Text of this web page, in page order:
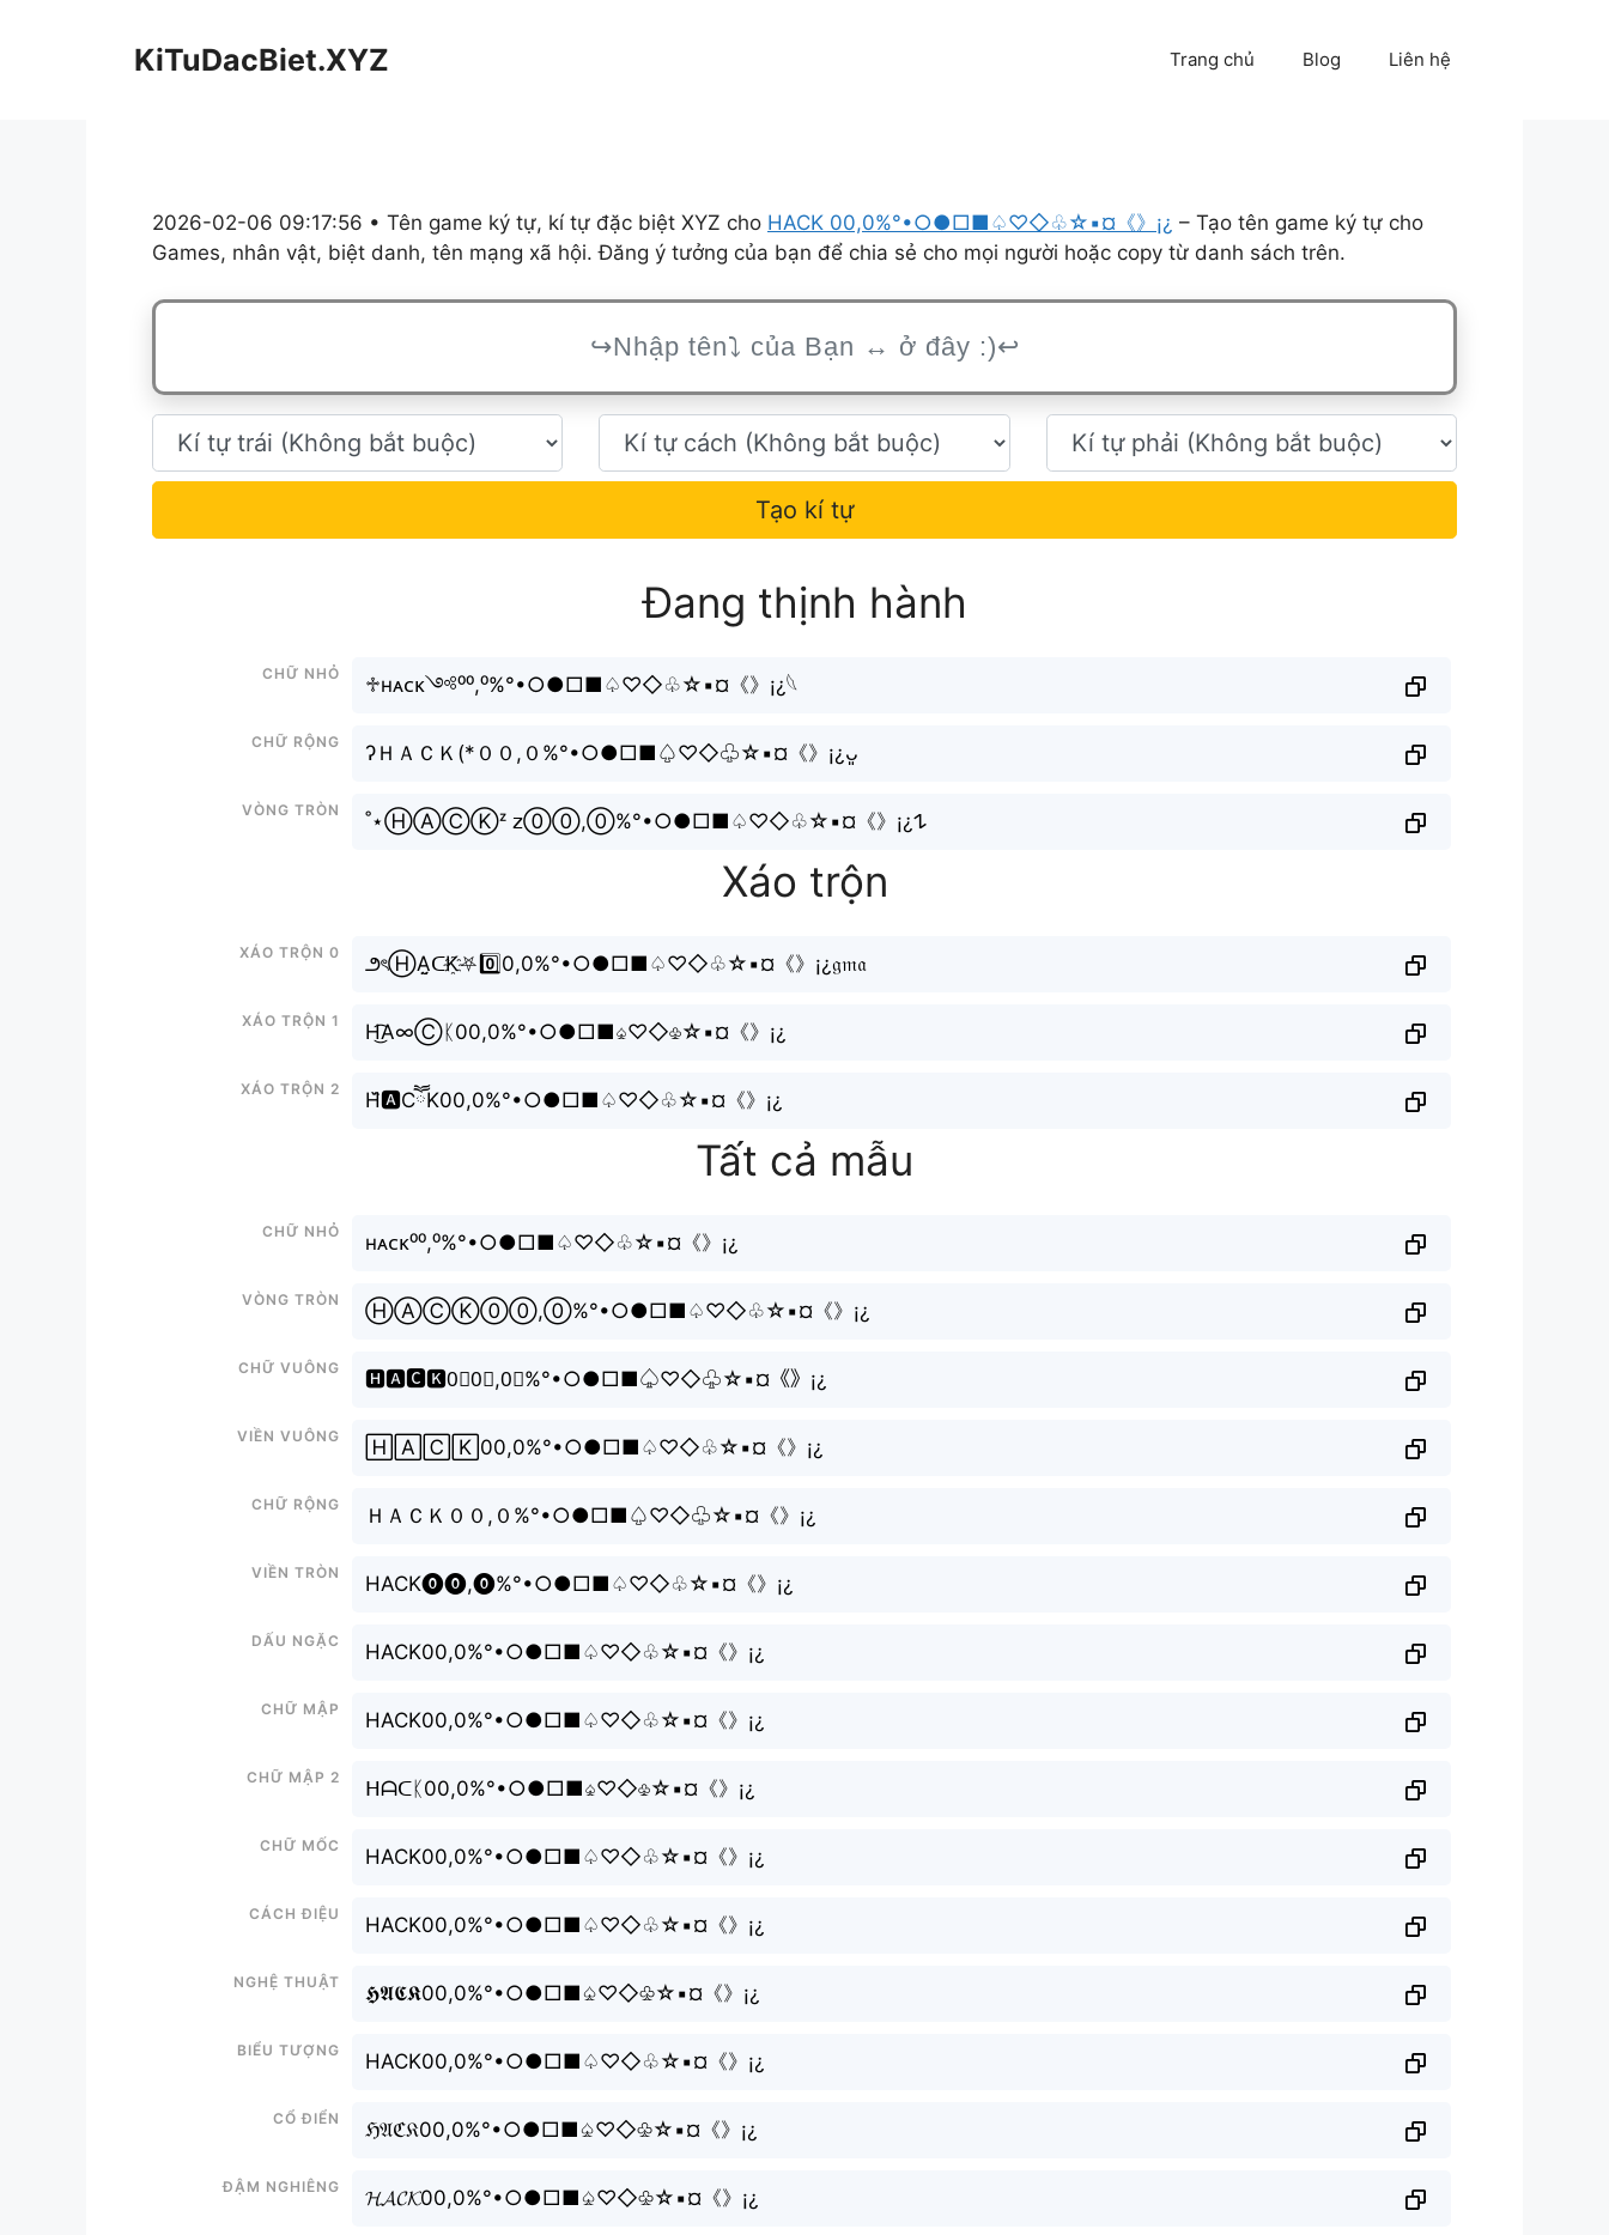
KiTuDacBiet.XYZ Trang chủ Blog Liên hệ
2026-02-06 09:17:56 • Tên game ký tự, kí tự đặc biệt XYZ cho HACK 00,0%°•○●□■♤♡◇♧☆▪¤《》¡¿ – Tạo tên game ký tự cho
Games, nhân vật, biệt danh, tên mạng xã hội. Đăng ý tưởng của bạn để chia sẻ cho mọi người hoặc copy từ danh sách trên.
Tạo kí tự
Đang thịnh hành
Chữ nhỏ
♱ʜᴀᴄᴋ༺⁰⁰,⁰%°•○●□■♤♡◇♧☆▪¤《》¡¿𓆩
Chữ rộng
ʔＨＡＣＫ(*００,０%°•○●□■♤♡◇♧☆▪¤《》¡¿ᴗ͈
Vòng tròn
˚⋆ⒽⒶⒸⓀᶻ 𝗓⓪⓪,⓪%°•○●□■♤♡◇♧☆▪¤《》¡¿𐰁
Xáo trộn
Xáo trộn 0
౨ৎⒽA̤̮ᑕK҈⛧0️⃣0,0%°•○●□■♤♡◇♧☆▪¤《》¡¿𝔤𝔪𝔞
Xáo trộn 1
H͜͡A∞Ⓒᛕ00,0%°•○●□■♤♡◇♧☆▪¤《》¡¿
Xáo trộn 2
H᷈🅰️CཽK00,0%°•○●□■♤♡◇♧☆▪¤《》¡¿
Tất cả mẫu
Chữ nhỏ
ʜᴀᴄᴋ⁰⁰,⁰%°•○●□■♤♡◇♧☆▪¤《》¡¿
Vòng tròn
ⒽⒶⒸⓀ⓪⓪,⓪%°•○●□■♤♡◇♧☆▪¤《》¡¿
Chữ vuông
🅷🅰🅲🅺0⃣0⃣,0⃣%°•○●□■♤♡◇♧☆▪¤《》¡¿
Viền vuông
🄷🄰🄲🄺00,0%°•○●□■♤♡◇♧☆▪¤《》¡¿
Chữ rộng
ＨＡＣＫ００,０%°•○●□■♤♡◇♧☆▪¤《》¡¿
Viền tròn
HACK⓿⓿,⓿%°•○●□■♤♡◇♧☆▪¤《》¡¿
Dấu ngặc
HACK00,0%°•○●□■♤♡◇♧☆▪¤《》¡¿
Chữ mập
HACK00,0%°•○●□■♤♡◇♧☆▪¤《》¡¿
Chữ mập 2
ᕼᗩᑕᛕ00,0%°•○●□■♤♡◇♧☆▪¤《》¡¿
Chữ mốc
HACK00,0%°•○●□■♤♡◇♧☆▪¤《》¡¿
Cách điệu
HACK00,0%°•○●□■♤♡◇♧☆▪¤《》¡¿
Nghệ thuật
𝕳𝕬𝕮𝕶00,0%°•○●□■♤♡◇♧☆▪¤《》¡¿
Biểu tượng
HACK00,0%°•○●□■♤♡◇♧☆▪¤《》¡¿
Cổ điển
ℌ𝔄ℭ𝔎00,0%°•○●□■♤♡◇♧☆▪¤《》¡¿
Đậm nghiêng
𝓗𝓐𝓒𝓚00,0%°•○●□■♤♡◇♧☆▪¤《》¡¿